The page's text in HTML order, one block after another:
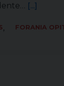
[...]
, FORANIA